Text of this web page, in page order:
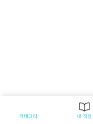
카테고리 내 책장